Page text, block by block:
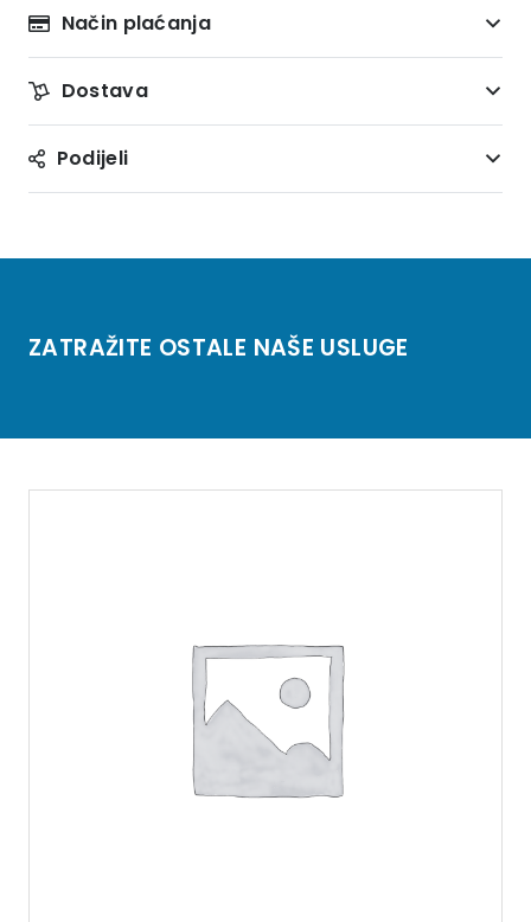
Način plaćanja
Dostava
Podijeli
ZATRAŽITE OSTALE NAŠE USLUGE